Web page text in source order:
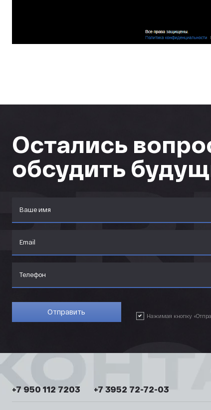
Остались
обсудить
Нажимая кнопку
+7 950 112 7203 +7 3952 72-72-03